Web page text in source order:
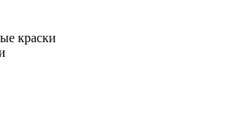
краски